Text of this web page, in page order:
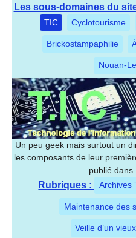
Les sous-domaines du
TIC Cyclotourisme
Brickostampaphilie
Nouan-
Un peu geek mais surtout un
les composants de leur
publié dans
Rubriques : Archives
Maintenance des
Veille d’un